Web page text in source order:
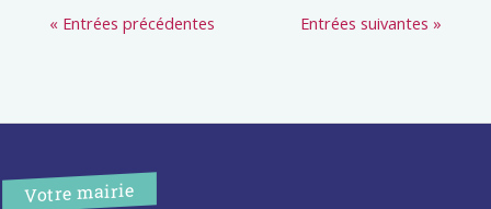
« Entrées précédentes Entrées suivantes »
Votre mairie